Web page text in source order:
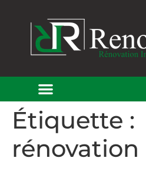
Étiquette :
rénovation